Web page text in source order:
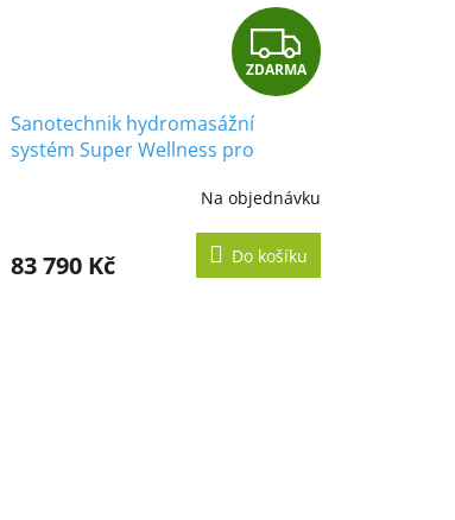
Z
D
R
M
A
ZDARMA
Sanotechnik hydromasážní
systém Super Wellness pro
Na objednávku
83 790 Kč Do košíku